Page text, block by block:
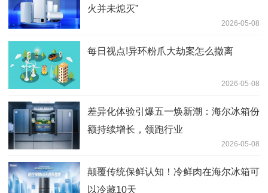
火并未熄灭”
2026-05-08
每日视点!异环粉爪大劫案怎么撤离
2026-05-08
差异化体验引爆五一焕新潮：海尔冰箱份
额持续增长，领跑行业
2026-05-08
颠覆传统保鲜认知！冷鲜肉在海尔冰箱可
以冷藏10天